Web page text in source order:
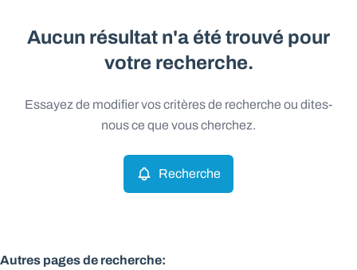
Malonne (5020) Remove
Terrain Remove
Vue de la carte
Recherche Trier par
Aucun résultat n'a été trouvé pour
votre recherche.
Essayez de modifier vos critères de recherche ou dites-
nous ce que vous cherchez.
Recherche
Autres pages de recherche: